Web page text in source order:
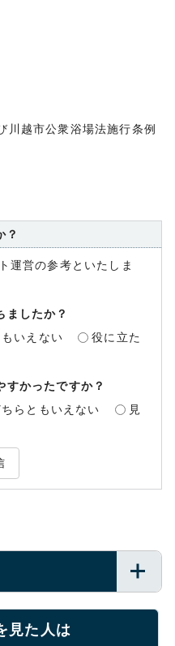
川越市公衆浴場法施行条例
？
運営の参考といたしま
ましたか？
いえない
役に立た
すかったですか？
ちらともいえない
見
見た人は